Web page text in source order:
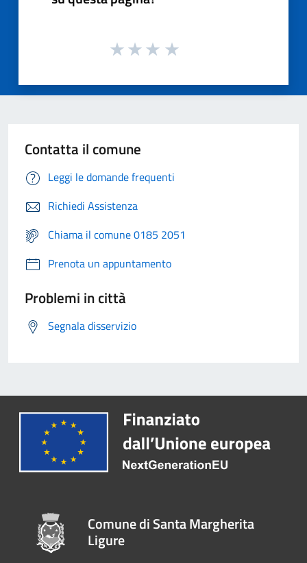
Contatta il comune
Leggi le domande frequenti
Richiedi Assistenza
Chiama il comune 0185 2051
Prenota un appuntamento
Problemi in città
Segnala disservizio
Comune di Santa Margherita
Ligure